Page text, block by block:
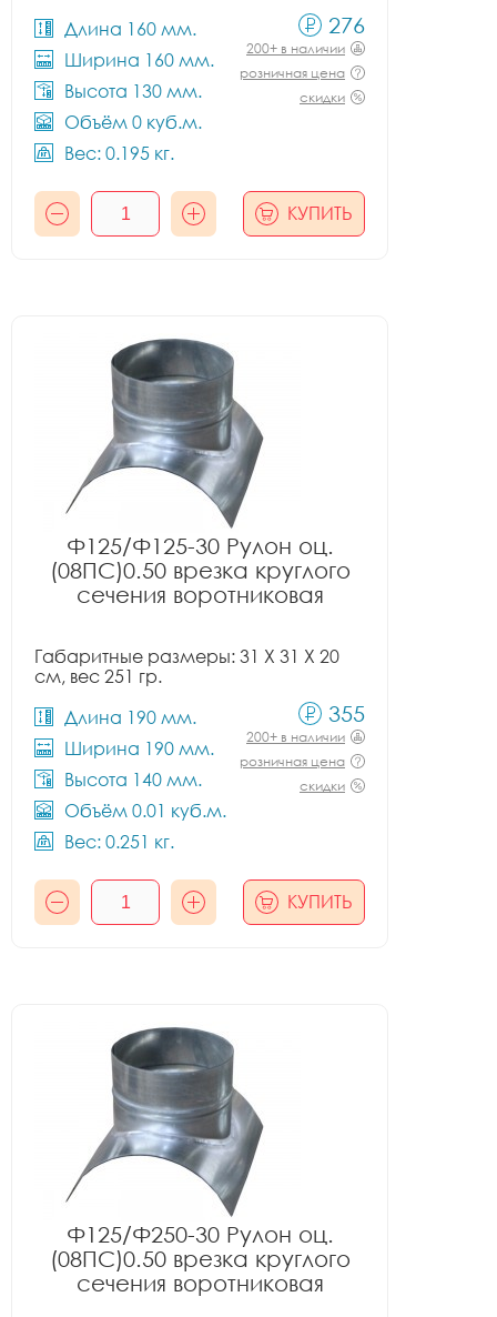
Длина 160 мм.
Ширина 160 мм.
Высота 130 мм.
Объём 0 куб.м.
Вес: 0.195 кг.
276
200+ в наличии
розничная цена
скидки
КУПИТЬ
Ф125/Ф125-30 Рулон оц.
(08ПС)0.50 врезка круглого
сечения воротниковая
Габаритные размеры: 31 X 31 X 20
см, вес 251 гр.
Длина 190 мм.
Ширина 190 мм.
Высота 140 мм.
Объём 0.01 куб.м.
Вес: 0.251 кг.
355
200+ в наличии
розничная цена
скидки
КУПИТЬ
Ф125/Ф250-30 Рулон оц.
(08ПС)0.50 врезка круглого
сечения воротниковая